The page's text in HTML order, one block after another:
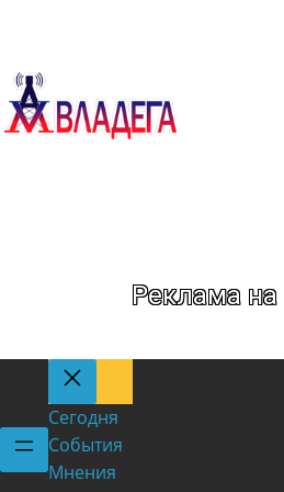
Реклама на
Сегодня
События
Мнения